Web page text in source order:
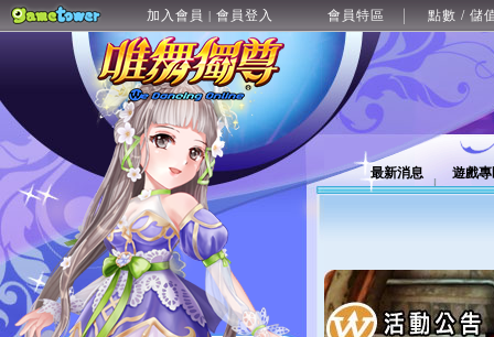
加入會員 | 會員登入 會員特區 點數 / 儲
最新消息 遊戲